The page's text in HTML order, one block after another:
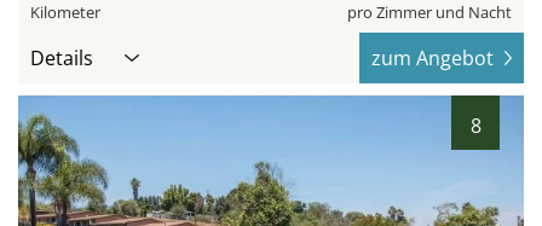
Kilometer pro Zimmer und Nacht
Details zum Angebot
8